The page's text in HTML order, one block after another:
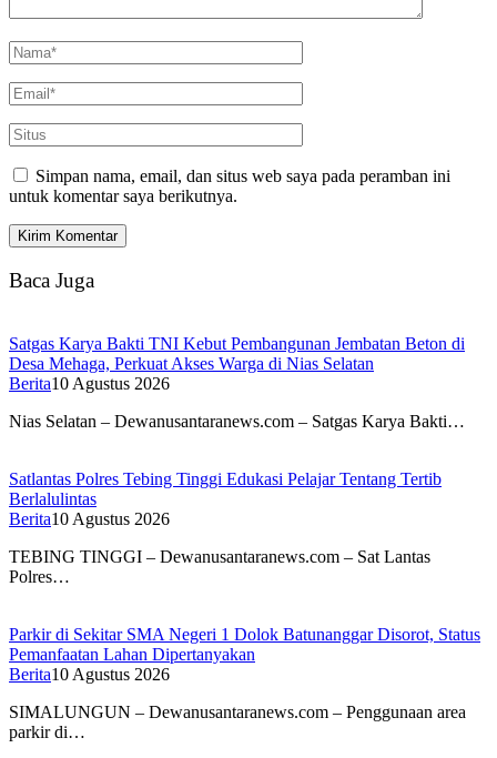
Simpan nama, email, dan situs web saya pada peramban ini
untuk komentar saya berikutnya.
Baca Juga
Satgas Karya Bakti TNI Kebut Pembangunan Jembatan Beton di
Desa Mehaga, Perkuat Akses Warga di Nias Selatan
Berita10 Agustus 2026
Nias Selatan – Dewanusantaranews.com – Satgas Karya Bakti…
Satlantas Polres Tebing Tinggi Edukasi Pelajar Tentang Tertib
Berlalulintas
Berita10 Agustus 2026
TEBING TINGGI – Dewanusantaranews.com – Sat Lantas
Polres…
Parkir di Sekitar SMA Negeri 1 Dolok Batunanggar Disorot, Status
Pemanfaatan Lahan Dipertanyakan
Berita10 Agustus 2026
SIMALUNGUN – Dewanusantaranews.com – Penggunaan area
parkir di…